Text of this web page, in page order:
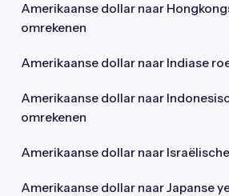
Amerikaanse dollar naar
omrekenen
Amerikaanse dollar naar Indiase
Amerikaanse dollar naar
omrekenen
Amerikaanse dollar naar
Amerikaanse dollar naar Japanse